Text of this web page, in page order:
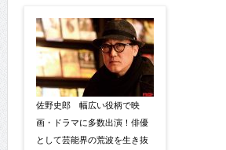
佐野史郎 幅広い役柄で映
画・ドラマに多数出演！俳優
として芸能界の荒波を生き抜